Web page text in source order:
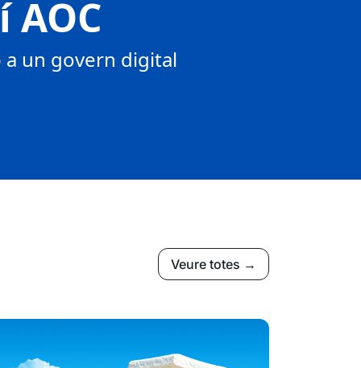
a un govern digital
Veure totes →